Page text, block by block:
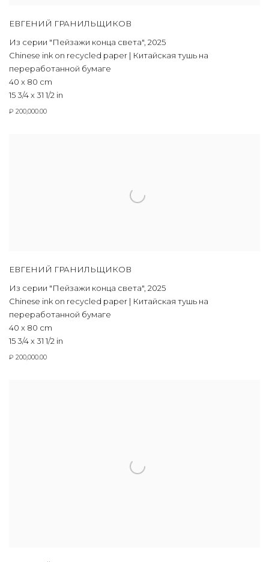
ЕВГЕНИЙ ГРАНИЛЬЩИКОВ
Из серии "Пейзажи конца света", 2025
Chinese ink on recycled paper | Китайская тушь на
переработанной бумаге
40 x 80 cm
15 3/4 x 31 1/2 in
₽ 200,000.00
ЕВГЕНИЙ ГРАНИЛЬЩИКОВ
Из серии "Пейзажи конца света", 2025
Chinese ink on recycled paper | Китайская тушь на
переработанной бумаге
40 x 80 cm
15 3/4 x 31 1/2 in
₽ 200,000.00